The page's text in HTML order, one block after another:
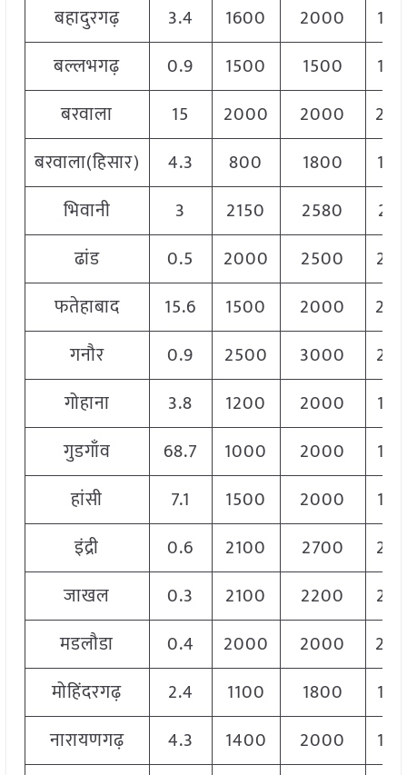
बहादुरगढ़
3.4 1600 2000
बल्लभगढ़
0.9 1500 1500
बरवाला
15 2000 2000
बरवाला(हिसार)
4.3 800 1800
भिवानी
3 2150 2580
ढांड
0.5 2000 2500
फतेहाबाद
15.6 1500 2000
गनौर
0.9 2500 3000
गोहाना
3.8 1200 2000
गुडगाँव
68.7 1000 2000
हांसी
7.1 1500 2000
इंद्री
0.6 2100 2700
जाखल
0.3 2100 2200
मडलौडा
0.4 2000 2000
मोहिंदरगढ़
2.4 1100 1800
नारायणगढ़
4.3 1400 2000